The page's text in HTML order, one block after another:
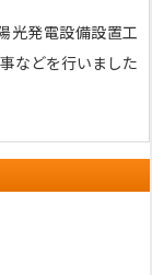
光発電設備設置工
などを行いました